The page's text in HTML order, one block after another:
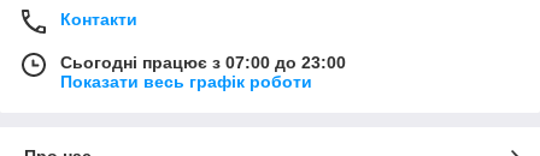
Контакти
Сьогодні працює з 07:00 до 23:00
Показати весь графік роботи